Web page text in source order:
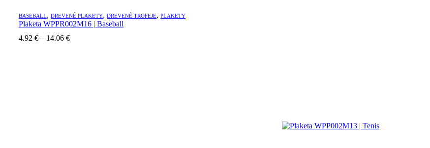
BASEBALL, DREVENÉ PLAKETY, DREVENÉ TROFEJE, PLAKETY
Plaketa WPPR002M16 | Baseball
4.92 € – 14.06 €Price